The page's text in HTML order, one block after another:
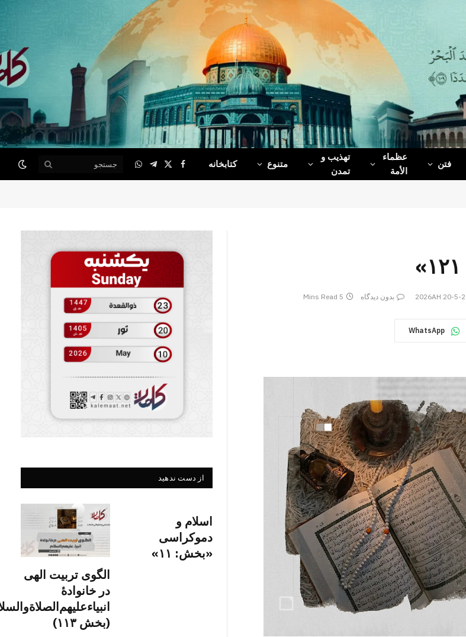
فتن
عظماء‌
الأمة
تهذیب و
تمدن
متنوع کتابخانه Facebook
X
(Twitter)
Telegram
WhatsApp
بدون دیدگاه 5 Mins Read
WhatsApp
از دست ندهید
اسلام و
دموکراسی
«بخش: ۱۱»
الگوی تربیت الهی
در خانوادۀ
(بخش ۱۱۳)